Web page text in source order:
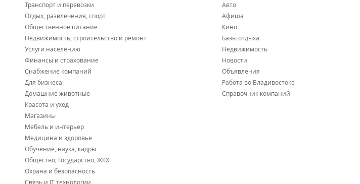
Транспорт и перевозки
Отдых, развлечения, спорт
Общественное питание
Недвижимость, строительство и ремонт
Услуги населению
Финансы и страхование
Снабжение компаний
Для бизнеса
Домашние животные
Красота и уход
Магазины
Мебель и интерьер
Медицина и здоровье
Обучение, наука, кадры
Общество, Государство, ЖКХ
Охрана и безопасность
Связь и IT технологии
Авто
Афиша
Кино
Базы отдыха
Недвижимость
Новости
Объявления
Работа во Владивостоке
Справочник компаний